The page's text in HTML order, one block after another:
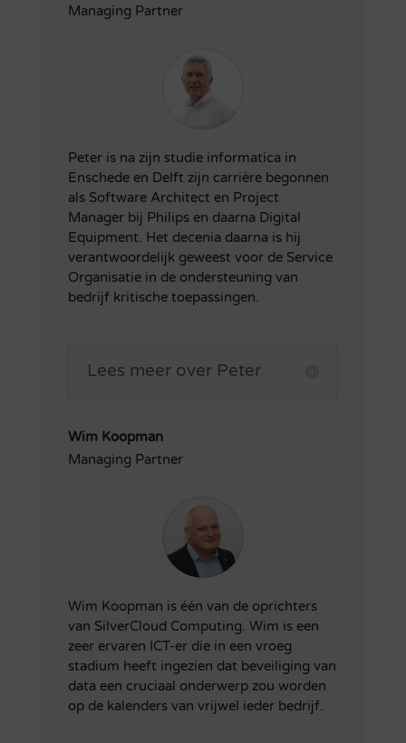
Managing Partner
Peter is na zijn studie informatica in
Enschede en Delft zijn carrière begonnen
als Software Architect en Project
Manager bij Philips en daarna Digital
Equipment. Het decenia daarna is hij
verantwoordelijk geweest voor de Service
Organisatie in de ondersteuning van
bedrijf kritische toepassingen.
Lees meer over Peter
Wim Koopman
Managing Partner
Wim Koopman is één van de oprichters
van SilverCloud Computing. Wim is een
zeer ervaren ICT-er die in een vroeg
stadium heeft ingezien dat beveiliging van
data een cruciaal onderwerp zou worden
op de kalenders van vrijwel ieder bedrijf.